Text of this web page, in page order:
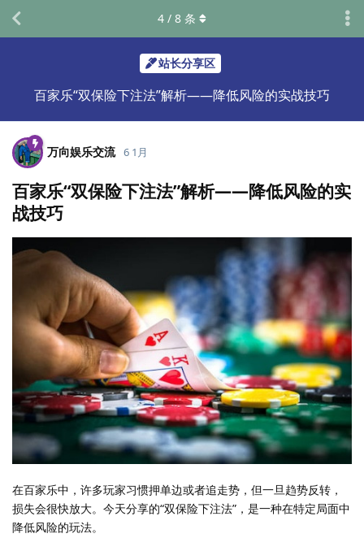
站长分享区
百家乐“双保险下注法”解析——降低风险的实战技巧
4 / 8 条
万向娱乐交流 6 1月
百家乐“双保险下注法”解析——降低风险的实
战技巧
在百家乐中，许多玩家习惯押单边或者追走势，但一旦趋势反转，
损失会很快放大。今天分享的“双保险下注法”，是一种在特定局面中
降低风险的玩法。